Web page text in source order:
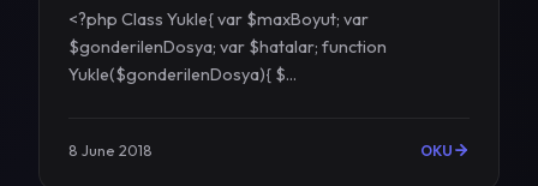
<?php Class Yukle{ var $maxBoyut; var
$gonderilenDosya; var $hatalar; function
Yukle($gonderilenDosya){ $...
8 June 2018 OKU